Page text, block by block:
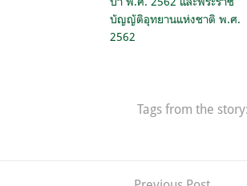
บัญญัติอุทยานแห่งชาติ พ.ศ.
2562
Tags from the story: